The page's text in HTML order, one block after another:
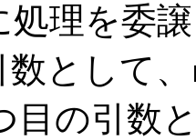
処理を委
として、
目の引数